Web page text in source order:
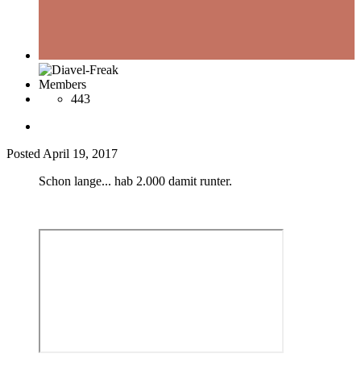
Members
443
Posted April 19, 2017
Schon lange... hab 2.000 damit runter.